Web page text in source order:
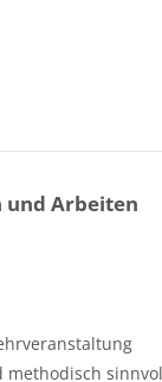
und Arbeiten
methodisch